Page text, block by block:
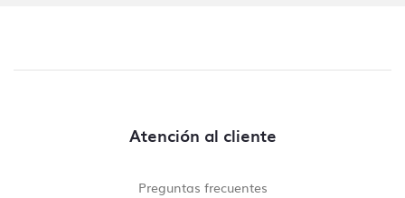
Atención al cliente
Preguntas frecuentes